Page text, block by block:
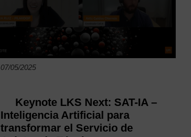
07/05/2025
Keynote LKS Next: SAT-IA –
Inteligencia Artificial para
transformar el Servicio de